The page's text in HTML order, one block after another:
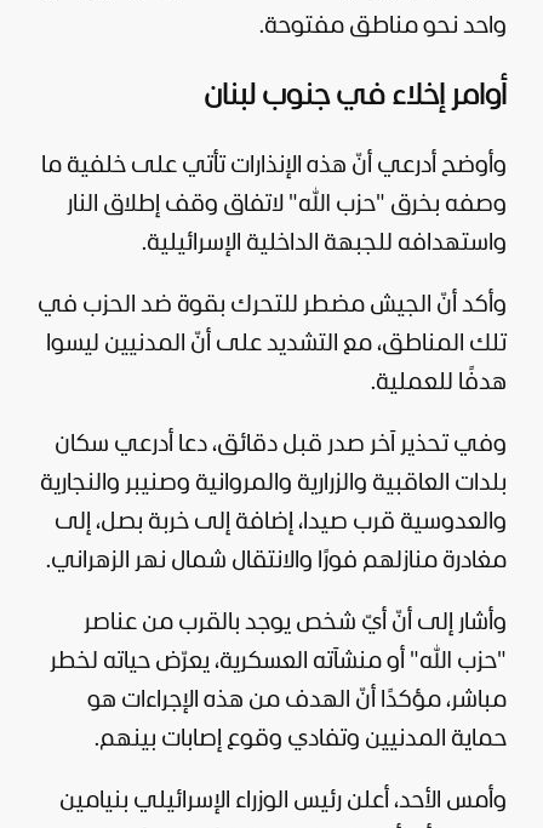
واحد نحو مناطق مفتوحة.
أوامر إخلاء في جنوب لبنان
وأوضح أدرعي أنّ هذه الإنذارات تأتي على خلفية ما
وصفه بخرق "حزب الله" لاتفاق وقف إطلاق النار
واستهدافه للجبهة الداخلية الإسرائيلية.
وأكد أنّ الجيش مضطر للتحرك بقوة ضد الحزب في
تلك المناطق، مع التشديد على أنّ المدنيين ليسوا
هدفًا للعملية.
وفي تحذير آخر صدر قبل دقائق، دعا أدرعي سكان
بلدات العاقبية والزرارية والمروانية وصنيبر والنجارية
والعدوسية قرب صيدا، إضافة إلى خربة بصل، إلى
مغادرة منازلهم فورًا والانتقال شمال نهر الزهراني.
وأشار إلى أنّ أيّ شخص يوجد بالقرب من عناصر
"حزب الله" أو منشآته العسكرية، يعرّض حياته لخطر
مباشر، مؤكدًا أنّ الهدف من هذه الإجراءات هو
حماية المدنيين وتفادي وقوع إصابات بينهم.
وأمس الأحد، أعلن رئيس الوزراء الإسرائيلي بنيامين